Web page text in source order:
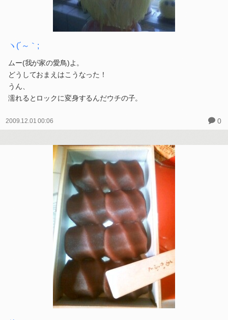
ヽ(´～｀;
ムー(我が家の愛鳥)よ。
どうしておまえはこうなった！
うん、
濡れるとロックに変身するんだウチの子。
2009.12.01 00:06 0